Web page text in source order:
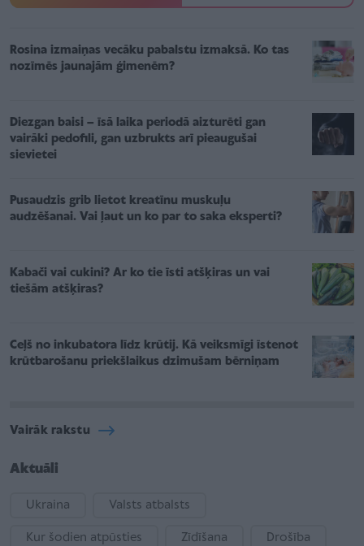
Rosina izmaiņas vecāku pabalstu izmaksā. Ko tas
nozīmēs jaunajām ģimenēm?
Diezgan baisi – īsā laika periodā aizturēti gan
vairāki pedofili, gan uzbrukts arī pieaugušai
sievietei
Pusaudzis grib lietot kreatīnu muskuļu
audzēšanai. Vai ļaut un ko par to saka eksperti?
Kabači vai cukini? Ar ko tie īsti atšķiras un vai
tiešām atšķiras?
Ceļš no inkubatora līdz krūtij. Kā veiksmīgi īstenot
krūtbarošanu priekšlaikus dzimušam bērniņam
Vairāk rakstu
Aktuāli
Ukraina Valsts atbalsts
Kur šodien atpūsties Zīdīšana Drošība